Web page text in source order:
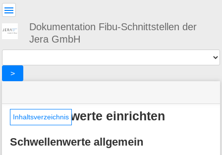
Dokumentation Fibu-Schnittstellen der
Jera GmbH
>
befinden
sich
hier:
»
DATEV
»
»
Seiten-
Werkzeuge
e
Inhaltsverzeichnis
Schwellenwerte einrichten
Schwellenwerte allgemein